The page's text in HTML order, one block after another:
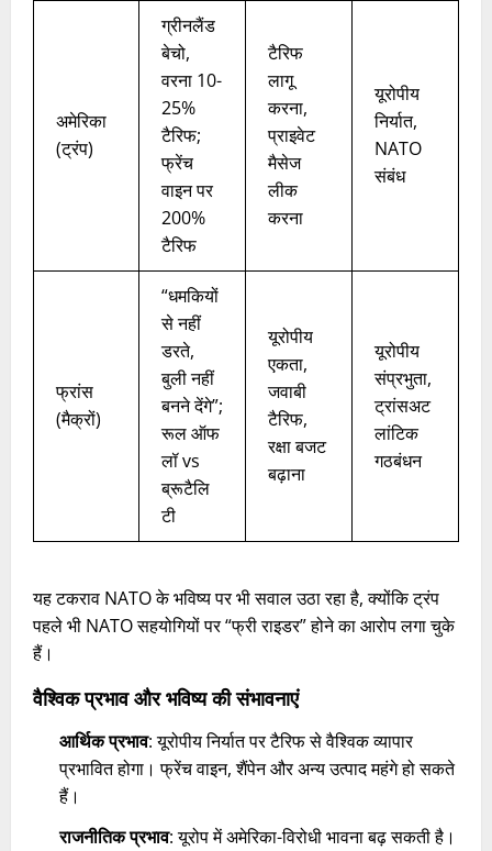
अमेरिका
(ट्रंप)
ग्रीनलैंड
बेचो,
वरना 10-
25%
टैरिफ;
फ्रेंच
वाइन पर
200%
टैरिफ
टैरिफ
लागू
करना,
प्राइवेट
मैसेज
लीक
करना
यूरोपीय
निर्यात,
NATO
संबंध
फ्रांस
(मैक्रों)
“धमकियों
से नहीं
डरते,
बुली नहीं
बनने देंगे”;
रूल ऑफ
लॉ vs
ब्रूटैलि
टी
यूरोपीय
एकता,
जवाबी
टैरिफ,
रक्षा बजट
बढ़ाना
यूरोपीय
संप्रभुता,
ट्रांसअट
लांटिक
गठबंधन
यह टकराव NATO के भविष्य पर भी सवाल उठा रहा है, क्योंकि ट्रंप
पहले भी NATO सहयोगियों पर “फ्री राइडर” होने का आरोप लगा चुके
हैं।
वैश्विक प्रभाव और भविष्य की संभावनाएं
आर्थिक प्रभाव: यूरोपीय निर्यात पर टैरिफ से वैश्विक व्यापार
प्रभावित होगा। फ्रेंच वाइन, शैंपेन और अन्य उत्पाद महंगे हो सकते
हैं।
राजनीतिक प्रभाव: यूरोप में अमेरिका-विरोधी भावना बढ़ सकती है।